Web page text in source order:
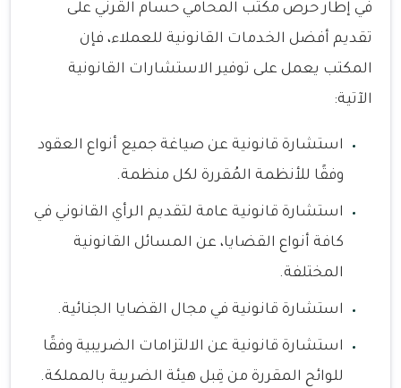
في إطار حرص مكتب المحامي حسام القرني على
تقديم أفضل الخدمات القانونية للعملاء، فإن
المكتب يعمل على توفير الاستشارات القانونية
الآتية:
استشارة قانونية عن صياغة جميع أنواع العقود
وفقًا للأنظمة المُقررة لكل منظمة.
استشارة قانونية عامة لتقديم الرأي القانوني في
كافة أنواع القضايا، عن المسائل القانونية
المختلفة.
استشارة قانونية في مجال القضايا الجنائية.
استشارة قانونية عن الالتزامات الضريبية وفقًا
للوائح المقررة من قِبل هيئة الضريبة بالمملكة.